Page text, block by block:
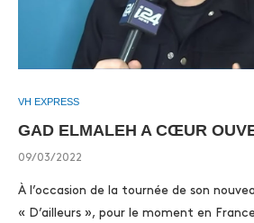
VH EXPRESS
GAD ELMALEH A CŒUR
09/03/2022
À l’occasion de la tournée de son
« D’ailleurs », pour le moment en